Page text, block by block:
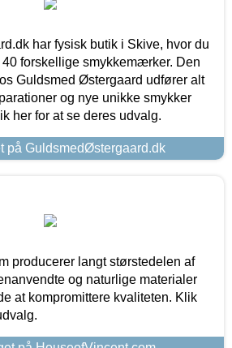
har fysisk butik i Skive, hvor du
forskellige smykkemærker. Den
Guldsmed Østergaard udfører alt
og nye unikke smykker
her for at se deres udvalg.
på GuldsmedØstergaard.dk
producerer langt størstedelen af
og naturlige materialer
at kompromittere kvaliteten. Klik